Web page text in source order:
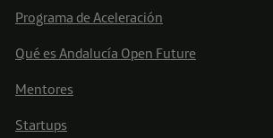
Programa de Aceleración
Qué es Andalucía Open Future
Mentores
Startups